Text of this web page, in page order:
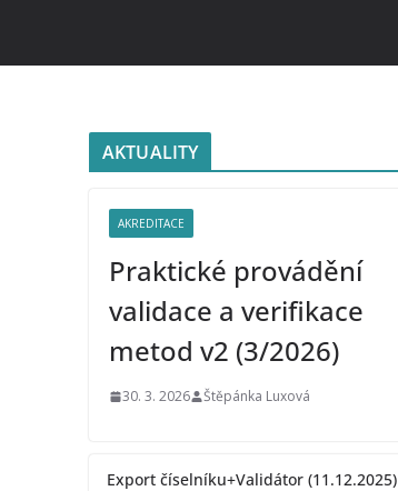
AKTUALITY
AKREDITACE
Praktické provádění
validace a verifikace
metod v2 (3/2026)
30. 3. 2026 Štěpánka Luxová
Export číselníku+Validátor (11.12.2025)